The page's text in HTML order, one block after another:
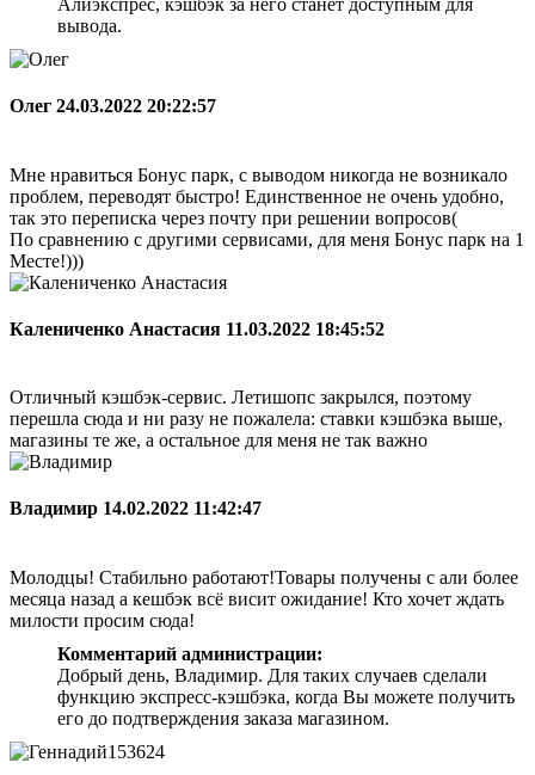
Алиэкспрес, кэшбэк за него станет доступным для
вывода.
Олег 24.03.2022 20:22:57
Мне нравиться Бонус парк, с выводом никогда не возникало
проблем, переводят быстро! Единственное не очень удобно,
так это переписка через почту при решении вопросов(
По сравнению с другими сервисами, для меня Бонус парк на 1
Месте!)))
Калениченко Анастасия 11.03.2022 18:45:52
Отличный кэшбэк-сервис. Летишопс закрылся, поэтому
перешла сюда и ни разу не пожалела: ставки кэшбэка выше,
магазины те же, а остальное для меня не так важно
Владимир 14.02.2022 11:42:47
Молодцы! Стабильно работают!Товары получены с али более
месяца назад а кешбэк всё висит ожидание! Кто хочет ждать
милости просим сюда!
Комментарий администрации:
Добрый день, Владимир. Для таких случаев сделали
функцию экспресс-кэшбэка, когда Вы можете получить
его до подтверждения заказа магазином.